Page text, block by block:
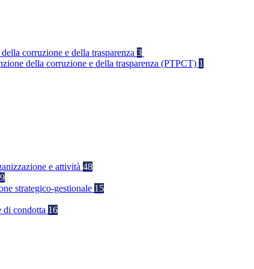
corruzione e della trasparenza 3
della corruzione e della trasparenza (PTPCT) 1
e attività 48
9
strategico-gestionale 15
di condotta 16